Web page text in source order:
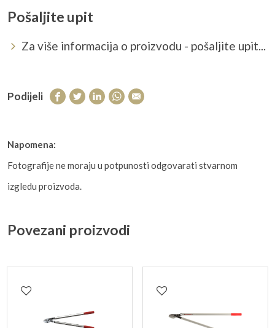
Pošaljite upit
Za više informacija o proizvodu - pošaljite upit...
Podijeli
Napomena:
Fotografije ne moraju u potpunosti odgovarati stvarnom
izgledu proizvoda.
Povezani proizvodi